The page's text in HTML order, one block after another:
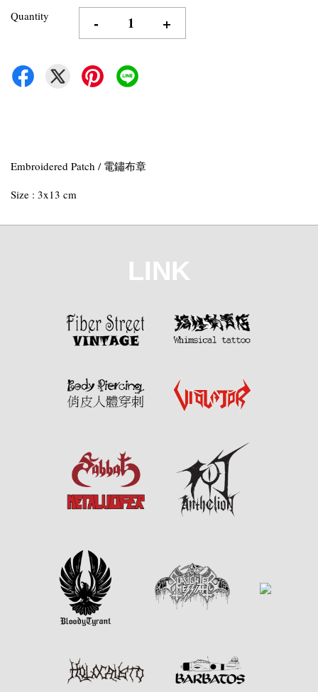
Quantity - +
Embroidered Patch / 電鏽布章
Size : 3x13 cm
LINK